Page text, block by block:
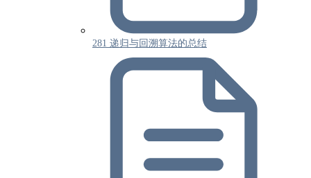
281 递归与回溯算法的总结